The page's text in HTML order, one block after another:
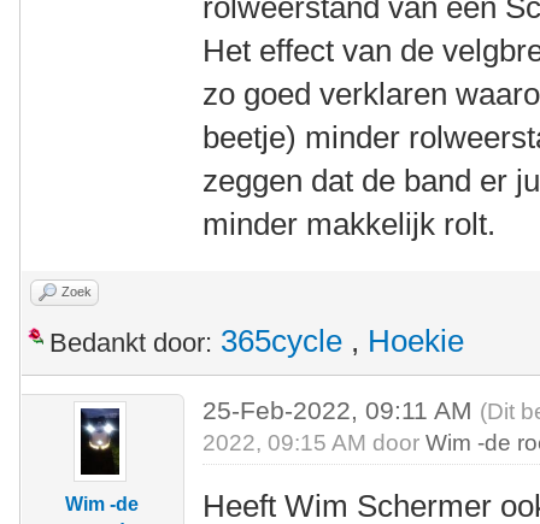
rolweerstand van een
Het effect van de
zo goed verklaren
beetje) minder
zeggen dat de band er
minder makkelijk rolt.
Zoek
Bedankt door: 365cycle , Hoekie
Wim -de
25-Feb-2022, 09:11 AM (Dit
2022, 09:15 AM doorWim -de
Heeft Wim Schermer